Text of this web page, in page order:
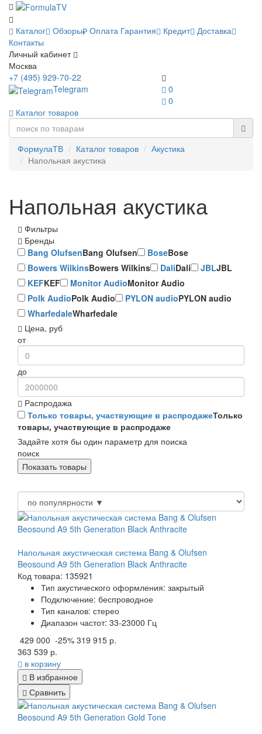
Каталог Обзоры Оплата Гарантия Кредит Доставка
Контакты
Личный кабинет
Москва
0
0
+7 (495) 929-70-22
Telegram
Каталог товаров
ФормулаТВ Каталог товаров
Акустика
Напольная акустика
Напольная акустика
Фильтры
Бренды
Bang OlufsenBang Olufsen BoseBose
Bowers WilkinsBowers Wilkins DaliDali JBLJBL
KEFKEF Monitor AudioMonitor Audio
Polk AudioPolk Audio PYLON audioPYLON audio
WharfedaleWharfedale
Цена, руб
от
до
Распродажа
Только товары, участвующие в распродажеТолько
товары, участвующие в распродаже
Задайте хотя бы один параметр для поиска
поиск
Напольная акустическая система Bang & Olufsen
Beosound A9 5th Generation Black Anthracite
Код товара: 135921
Тип акустического оформления: закрытый
Подключение: беспроводное
Тип каналов: стерео
Диапазон частот: 33-23000 Гц
429 000 -25% 319 915 р.
363 539 р.
в корзину
В избранное
Сравнить